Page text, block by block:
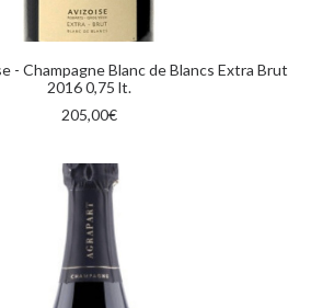
AGGIUNGI AL CARRELLO
- Champagne Blanc de Blancs Extra Brut
2016 0,75 lt.
205,00€